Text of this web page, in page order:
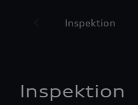
Inspektion
Inspektion